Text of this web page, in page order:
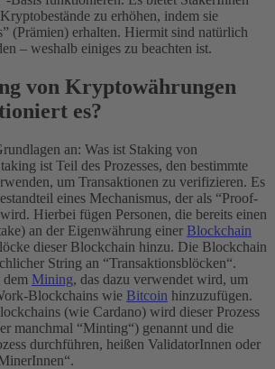
zu erhöhen, indem sie
(Prämien) erhalten. Hiermit sind natürlich
– weshalb einiges zu beachten ist.
von Kryptowährungen
es?
an: Was ist Staking von
ist Teil des Prozesses, den bestimmte
um Transaktionen zu verifizieren. Es
eines Mechanismus, der als “Proof-
Hierbei fügen Personen, die bereits einen
an der Eigenwährung einer Blockchain
dieser Blockchain hinzu. Die Blockchain
String an “Transaktionsblöcken“.
dem Mining, das dazu verwendet wird, um
Blockchains wie Bitcoin hinzuzufügen.
(wie Cardano) wird dieser Prozess
manchmal “Minting“) genannt und die
durchführen, heißen ValidatorInnen oder